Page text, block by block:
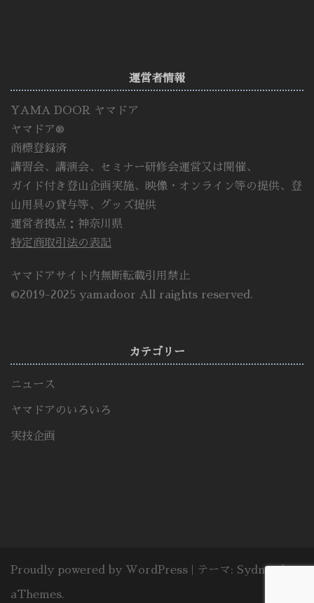
運営者情報
YAMA DOOR ヤマドア
ヤマドア®
商標登録済
講習会、講演会、セミナー研修会運営又は開催、
ガイド付き登山企画実施、映像・オンライン等の提供、登
山用具の貸与等、グッズ提供
運営者拠点：神奈川県
特定商取引法の表記
ヤマドアサイト内無断転載引用禁止
©2019-2025 yamadoor All raights reserved.
カテゴリー
ニュース
ヤマドアのいろいろ
実技企画
Proudly powered by WordPress テーマ: Sydneyby
aThemes.